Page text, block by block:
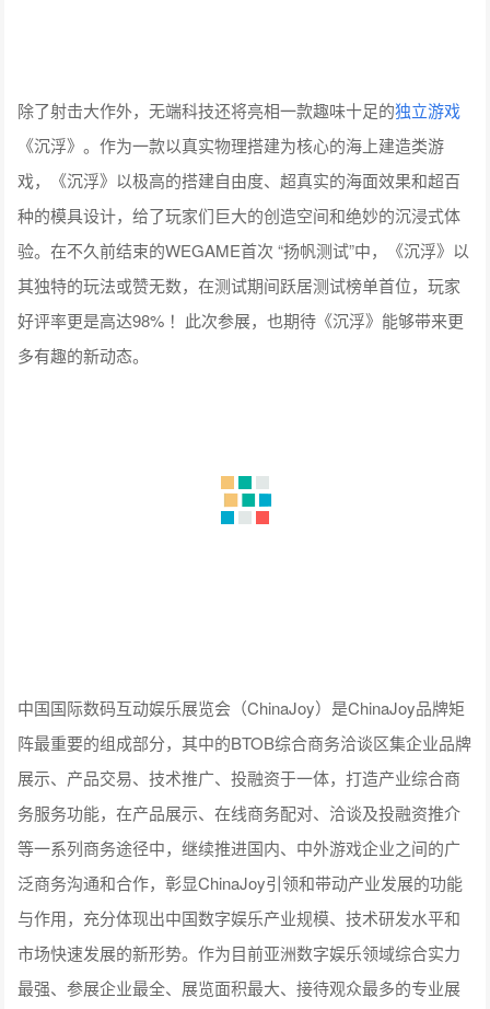
除了射击大作外，无端科技还将亮相一款趣味十足的独立游戏
《沉浮》。作为一款以真实物理搭建为核心的海上建造类游
戏，《沉浮》以极高的搭建自由度、超真实的海面效果和超百
种的模具设计，给了玩家们巨大的创造空间和绝妙的沉浸式体
验。在不久前结束的WEGAME首次 “扬帆测试”中，《沉浮》以
其独特的玩法或赞无数，在测试期间跃居测试榜单首位，玩家
好评率更是高达98% ！此次参展，也期待《沉浮》能够带来更
多有趣的新动态。
中国国际数码互动娱乐展览会（ChinaJoy）是ChinaJoy品牌矩
阵最重要的组成部分，其中的BTOB综合商务洽谈区集企业品牌
展示、产品交易、技术推广、投融资于一体，打造产业综合商
务服务功能，在产品展示、在线商务配对、洽谈及投融资推介
等一系列商务途径中，继续推进国内、中外游戏企业之间的广
泛商务沟通和合作，彰显ChinaJoy引领和带动产业发展的功能
与作用，充分体现出中国数字娱乐产业规模、技术研发水平和
市场快速发展的新形势。作为目前亚洲数字娱乐领域综合实力
最强、参展企业最全、展览面积最大、接待观众最多的专业展